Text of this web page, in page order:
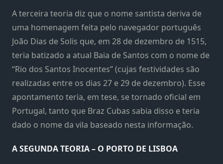
A terceira teoria diz que o nome santista deriva de
uma homenagem feita pelo navegador português
João Dias de Solis que, em 28 de dezembro de 1515,
teria batizado a atual Baia de Santos com o nome de
“Rio dos Santos Inocentes” (cujas festividades são
realizadas entre os dias 27 e 29 de dezembro). Esse
apontamento teria, em tese, se tornado oficial em
Portugal, tanto que Braz Cubas sabia disso e teria
dado o nome da vila baseado nesta informação.
A SEGUNDA TEORIA – O PORTO DE LISBOA